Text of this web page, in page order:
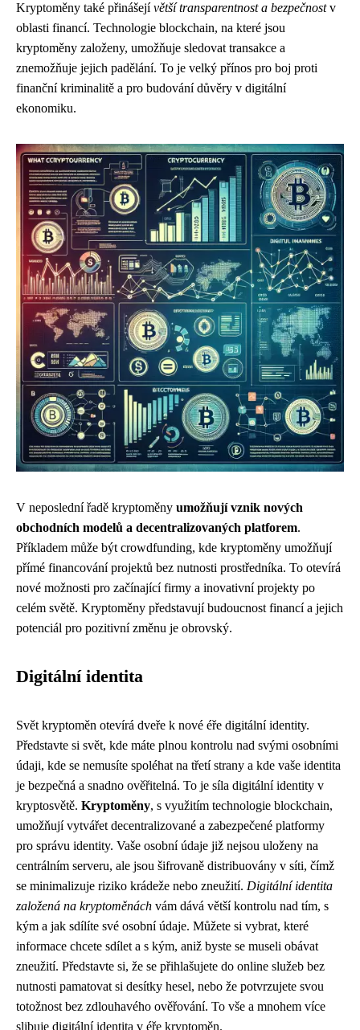
Kryptoměny také přinášejívětší transparentnost a bezpečnostv
oblasti financí. Technologie blockchain, na které jsou
kryptoměny založeny, umožňuje sledovat transakce a
znemožňuje jejich padělání. To je velký přínos pro boj proti
finanční kriminalitě a pro budování důvěry v digitální
ekonomiku.
V neposlední řadě kryptoměny umožňují vznik nových
obchodních modelů a decentralizovaných platforem.
Příkladem může být crowdfunding, kde kryptoměny umožňují
přímé financování projektů bez nutnosti prostředníka. To otevírá
nové možnosti pro začínající firmy a inovativní projekty po
celém světě. Kryptoměny představují budoucnost financí a jejich
potenciál pro pozitivní změnu je obrovský.
Digitální identita
Svět kryptoměn otevírá dveře k nové éře digitální identity.
Představte si svět, kde máte plnou kontrolu nad svými osobními
údaji, kde se nemusíte spoléhat na třetí strany a kde vaše identita
je bezpečná a snadno ověřitelná. To je síla digitální identity v
kryptosvětě. Kryptoměny, s využitím technologie blockchain,
umožňují vytvářet decentralizované a zabezpečené platformy
pro správu identity. Vaše osobní údaje již nejsou uloženy na
centrálním serveru, ale jsou šifrovaně distribuovány v síti, čímž
se minimalizuje riziko krádeže nebo zneužití. Digitální identita
založená na kryptoměnách vám dává větší kontrolu nad tím, s
kým a jak sdílíte své osobní údaje. Můžete si vybrat, které
informace chcete sdílet a s kým, aniž byste se museli obávat
zneužití. Představte si, že se přihlašujete do online služeb bez
nutnosti pamatovat si desítky hesel, nebo že potvrzujete svou
totožnost bez zdlouhavého ověřování. To vše a mnohem více
slibuje digitální identita v éře kryptoměn.